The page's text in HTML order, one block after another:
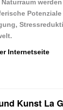
werden
Potenziale
,
Internetseite
Kunst La